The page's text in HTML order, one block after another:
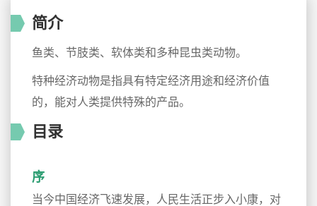
简介
鱼类、节肢类、软体类和多种昆虫类动物。
特种经济动物是指具有特定经济用途和经济价值
的，能对人类提供特殊的产品。
目录
序
当今中国经济飞速发展，人民生活正步入小康，对